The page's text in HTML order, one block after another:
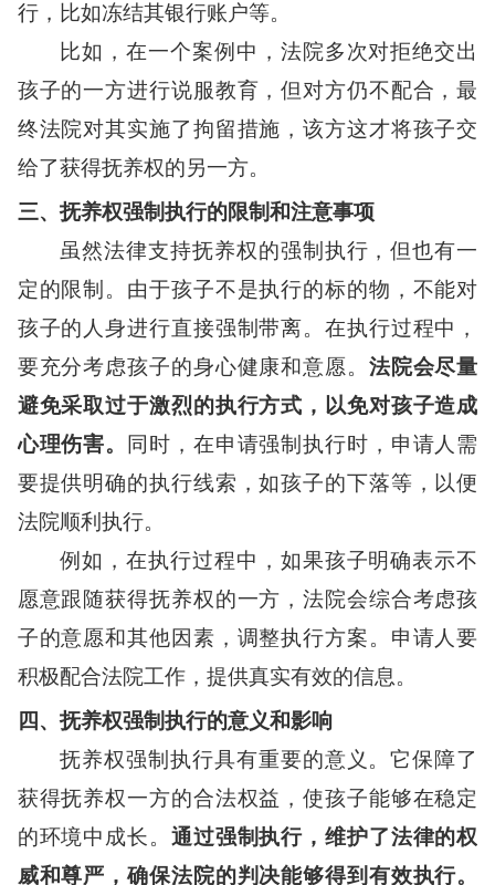
行，比如冻结其银行账户等。
比如，在一个案例中，法院多次对拒绝交出
孩子的一方进行说服教育，但对方仍不配合，最
终法院对其实施了拘留措施，该方这才将孩子交
给了获得抚养权的另一方。
三、抚养权强制执行的限制和注意事项
虽然法律支持抚养权的强制执行，但也有一
定的限制。由于孩子不是执行的标的物，不能对
孩子的人身进行直接强制带离。在执行过程中，
要充分考虑孩子的身心健康和意愿。 法院会尽量
避免采取过于激烈的执行方式，以免对孩子造成
心理伤害。
同时，在申请强制执行时，申请人需
要提供明确的执行线索，如孩子的下落等，以便
法院顺利执行。
例如，在执行过程中，如果孩子明确表示不
愿意跟随获得抚养权的一方，法院会综合考虑孩
子的意愿和其他因素，调整执行方案。申请人要
积极配合法院工作，提供真实有效的信息。
四、抚养权强制执行的意义和影响
抚养权强制执行具有重要的意义。它保障了
获得抚养权一方的合法权益，使孩子能够在稳定
的环境中成长。 通过强制执行，维护了法律的权
威和尊严，确保法院的判决能够得到有效执行。